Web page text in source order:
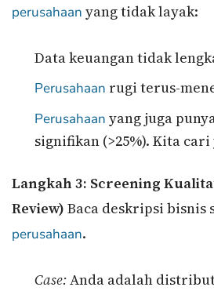
perusahaan yang tidak layak:
Data keuangan tidak
Perusahaan rugi terus-
Perusahaan yang juga
signifikan (>25%). Kita
Langkah 3: Screening
Review) Baca deskripsi bisnis
perusahaan.
Case:Anda adalah